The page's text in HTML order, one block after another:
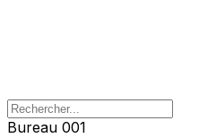
Bureau 001